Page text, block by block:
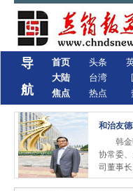
导
航
首页
大陆
焦点
头条
台湾
热点
和治友
韩金
协常委
司董事